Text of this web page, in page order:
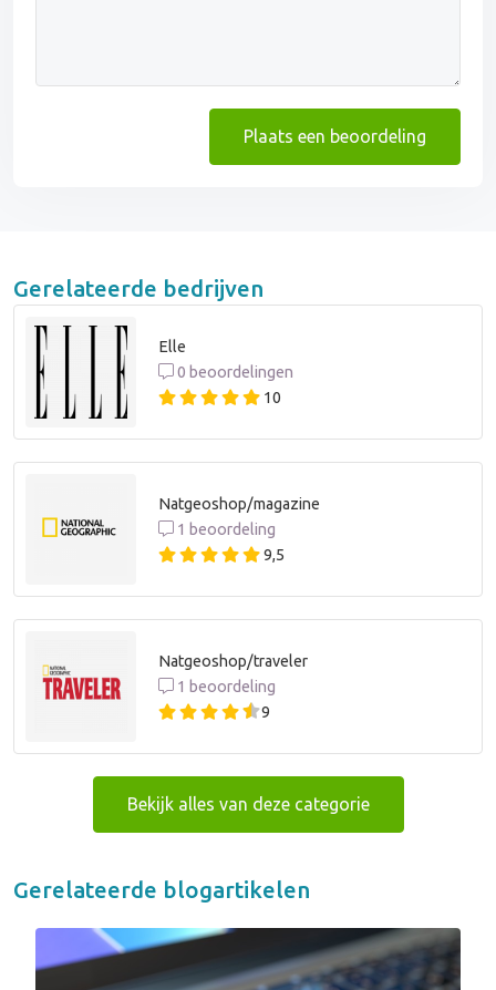
Plaats een beoordeling
Gerelateerde bedrijven
Elle
0 beoordelingen
10
Natgeoshop/magazine
1 beoordeling
9,5
Natgeoshop/traveler
1 beoordeling
9
Bekijk alles van deze categorie
Gerelateerde blogartikelen